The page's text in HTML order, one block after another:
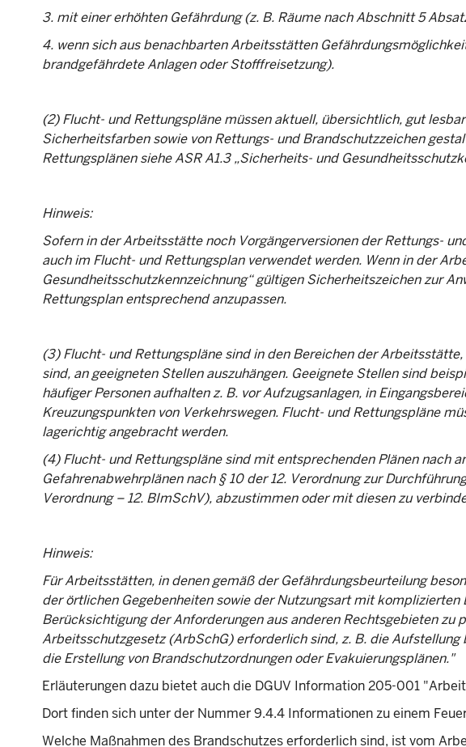
3. mit einer erhöhten Gefährdung (z. B. Räume nach Abschnitt 5
4. wenn sich aus benachbarten Arbeitsstätten
brandgefährdete Anlagen oder Stofffreisetzung).
(2) Flucht- und Rettungspläne müssen aktuell, übersichtlich, gut
Sicherheitsfarben sowie von Rettungs- und Brandschutzzeichen
Rettungsplänen siehe ASR A1.3 „Sicherheits- und
Hinweis:
Sofern in der Arbeitsstätte noch Vorgängerversionen der Rettungs-
auch im Flucht- und Rettungsplan verwendet werden. Wenn in der
Gesundheitsschutzkennzeichnung“ gültigen Sicherheitszeichen zur
Rettungsplan entsprechend anzupassen.
(3) Flucht- und Rettungspläne sind in den Bereichen der
sind, an geeigneten Stellen auszuhängen. Geeignete Stellen sind
häufiger Personen aufhalten z. B. vor Aufzugsanlagen, in
Kreuzungspunkten von Verkehrswegen. Flucht- und Rettungspläne
lagerichtig angebracht werden.
(4) Flucht- und Rettungspläne sind mit entsprechenden Plänen nach
Gefahrenabwehrplänen nach § 10 der 12. Verordnung zur
Verordnung – 12. BImSchV), abzustimmen oder mit diesen zu
Hinweis:
Für Arbeitsstätten, in denen gemäß der Gefährdungsbeurteilung
der örtlichen Gegebenheiten sowie der Nutzungsart mit
Berücksichtigung der Anforderungen aus anderen Rechtsgebieten zu
Arbeitsschutzgesetz (ArbSchG) erforderlich sind, z. B. die
die Erstellung von Brandschutzordnungen oder Evakuierungsplänen."
Erläuterungen dazu bietet auch die DGUV Information 205-001
Dort finden sich unter der Nummer 9.4.4 Informationen zu einem
Welche Maßnahmen des Brandschutzes erforderlich sind, ist vom